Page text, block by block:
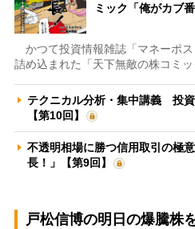
ミック「俺がカブ
かつて投資情報雑誌「マネーポ
詰め込まれた「天下無敵の株コミ
テクニカル分析・集中講義 投資
【第10回】
不透明相場に勝つ信用取引の極
長！」【第9回】
戸松信博の明日の爆騰株